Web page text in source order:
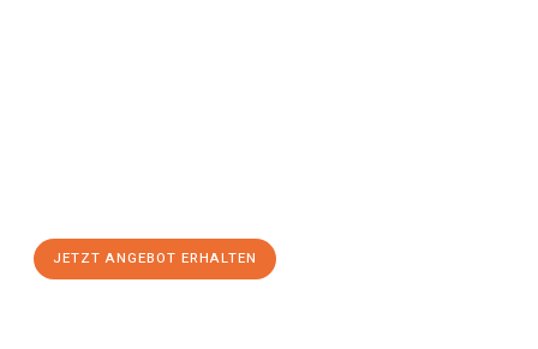
JETZT ANGEBOT ERHALTEN